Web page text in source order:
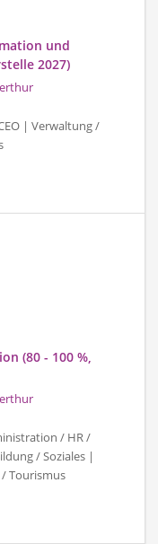
und
2027)
| Verwaltung /
(80 - 100 %,
/ HR /
/ Soziales |
Tourismus